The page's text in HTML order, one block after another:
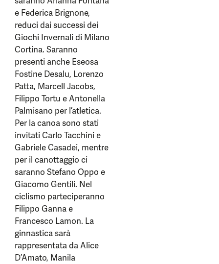
e Federica Brignone,
reduci dai successi dei
Giochi Invernali di Milano
Cortina. Saranno
presenti anche Eseosa
Fostine Desalu, Lorenzo
Patta, Marcell Jacobs,
Filippo Tortu e Antonella
Palmisano per l’atletica.
Per la canoa sono stati
invitati Carlo Tacchini e
Gabriele Casadei, mentre
per il canottaggio ci
saranno Stefano Oppo e
Giacomo Gentili. Nel
ciclismo parteciperanno
Filippo Ganna e
Francesco Lamon. La
ginnastica sarà
rappresentata da Alice
D’Amato, Manila